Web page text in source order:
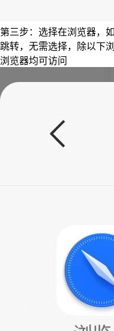
第三步：选择在浏览器，
跳转，无需选择，除以下
浏览器均可访问